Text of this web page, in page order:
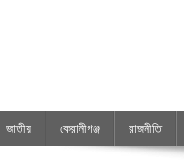
জাতীয় কেরানীগঞ্জ রাজনীতি